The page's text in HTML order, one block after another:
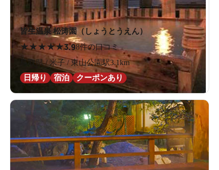
皆生温泉 松涛園（しょうとうえん）
★★★★★3.98件の口コミ
鳥取県 / 米子 / 東山公園駅3.1km
日帰り
宿泊 クーポンあり